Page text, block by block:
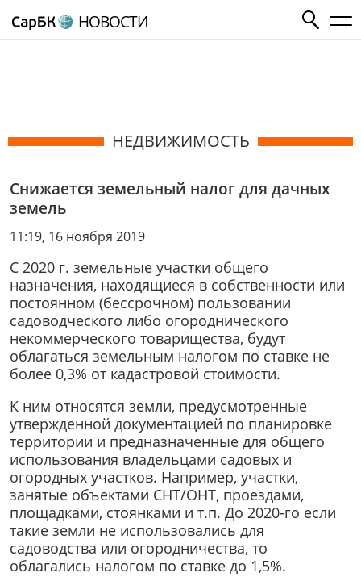
НОВОСТИ
НЕДВИЖИМОСТЬ
Снижается земельный налог для дачных
земель
11:19, 16 ноября 2019
С 2020 г. земельные участки общего
назначения, находящиеся в собственности или
постоянном (бессрочном) пользовании
садоводческого либо огороднического
некоммерческого товарищества, будут
облагаться земельным налогом по ставке не
более 0,3% от кадастровой стоимости.
К ним относятся земли, предусмотренные
утвержденной документацией по планировке
территории и предназначенные для общего
использования владельцами садовых и
огородных участков. Например, участки,
занятые объектами СНТ/ОНТ, проездами,
площадками, стоянками и т.п. До 2020-го если
такие земли не использовались для
садоводства или огородничества, то
облагались налогом по ставке до 1,5%.